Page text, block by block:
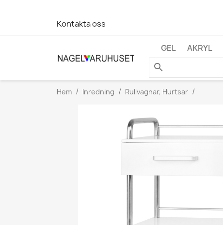
Kontakta oss
GEL AKRYL
search
Hem Inredning Rullvagnar, Hurtsar